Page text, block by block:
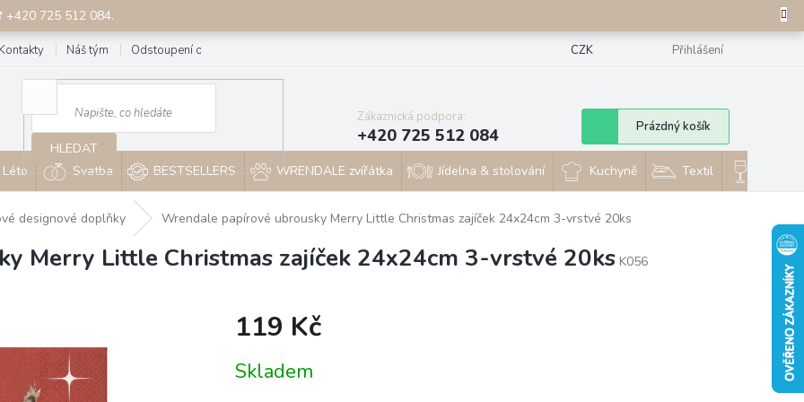
+420 725 512 084.
Náš tým Odstoupení od smlouvy CZK Přihlášení
HLEDAT
Zákaznická podpora:
+420 725 512 084
Nákupní
košík
Prázdný košík
Léto Svatba BESTSELLERS WRENDALE zvířátka Jídelna & stolování Kuchyně Textil
designové doplňky Wrendale papírové ubrousky Merry Little Christmas zajíček 24x24cm 3-vrstvé 20ks
Merry Little Christmas zajíček 24x24cm 3-vrstvé 20ks K056
119 Kč
cena:
Skladem